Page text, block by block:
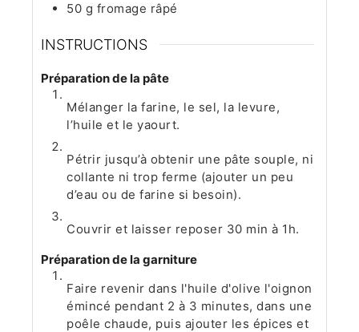
50 g fromage râpé
INSTRUCTIONS
Préparation de la pâte
Mélanger la farine, le sel, la levure,
l’huile et le yaourt.
Pétrir jusqu’à obtenir une pâte souple, ni
collante ni trop ferme (ajouter un peu
d’eau ou de farine si besoin).
Couvrir et laisser reposer 30 min à 1h.
Préparation de la garniture
Faire revenir dans l'huile d'olive l'oignon
émincé pendant 2 à 3 minutes, dans une
poêle chaude, puis ajouter les épices et